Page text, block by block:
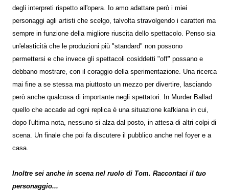
degli interpreti rispetto all'opera. Io amo adattare però i miei
personaggi agli artisti che scelgo, talvolta stravolgendo i caratteri ma
sempre in funzione della migliore riuscita dello spettacolo. Penso sia
un'elasticità che le produzioni più "standard" non possono
permettersi e che invece gli spettacoli cosiddetti "off" possano e
debbano mostrare, con il coraggio della sperimentazione. Una ricerca
mai fine a se stessa ma piuttosto un mezzo per divertire, lasciando
però anche qualcosa di importante negli spettatori. In Murder Ballad
quello che accade ad ogni replica è una situazione kafkiana in cui,
dopo l'ultima nota, nessuno si alza dal posto, in attesa di altri colpi di
scena. Un finale che poi fa discutere il pubblico anche nel foyer e a
casa.
Inoltre sei anche in scena nel ruolo di Tom. Raccontaci il tuo
personaggio...